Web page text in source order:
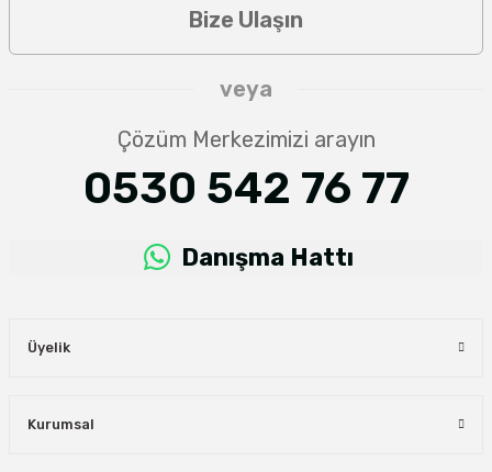
Bize Ulaşın
veya
Çözüm Merkezimizi arayın
0530 542 76 77
Danışma Hattı
Üyelik
Kurumsal